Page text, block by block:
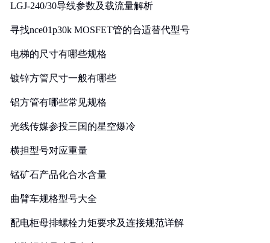
LGJ-240/30导线参数及载流量解析
寻找nce01p30k MOSFET管的合适替代型号
电梯的尺寸有哪些规格
镀锌方管尺寸一般有哪些
铝方管有哪些常见规格
光线传媒参投三国的星空爆冷
横担型号对应重量
锰矿石产品化合水含量
曲臂车规格型号大全
配电柜母排螺栓力矩要求及连接规范详解